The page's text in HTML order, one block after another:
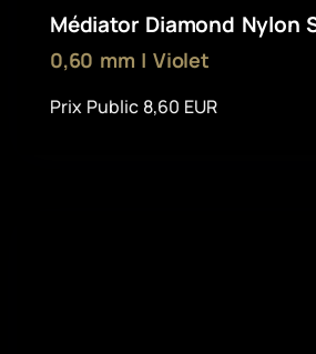
Médiator Diamond Nylon
0,60 mm | Violet
Prix Public 8,60 EUR